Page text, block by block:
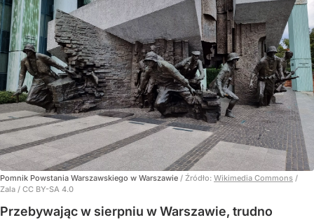
Pomnik Powstania Warszawskiego w Warszawie / Źródło: Wikimedia Commons /
Zala / CC BY-SA 4.0
Przebywając w sierpniu w Warszawie, trudno